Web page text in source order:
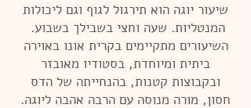
שיעור יוגה הוא תירגול לגוף וגם ליכולות
המנטליות. שעה וחצי בשבילך בשבוע.
השיעורים מתקיימים בקרית אונו באוירה
ביתית ומיוחדת, בסטודיו מאובזר
ובקבוצות קטנות, בהנחייתה של הדס
חסון, מורה מנוסה עם הרבה אהבה ליוגה.